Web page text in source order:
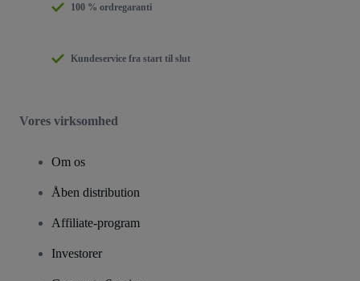
100 % ordregaranti
Kundeservice fra start til slut
Vores virksomhed
Om os
Åben distribution
Affiliate-program
Investorer